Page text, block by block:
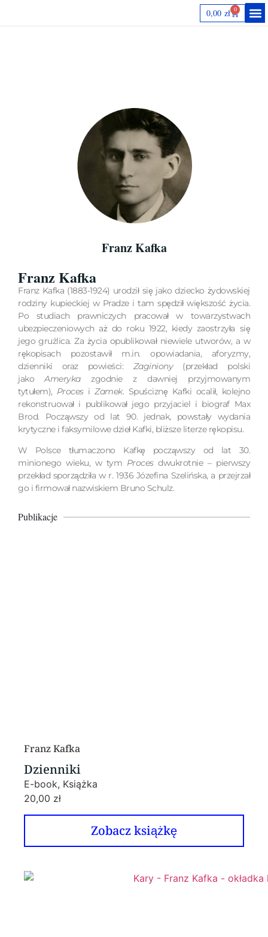
0,00 zł 0
Franz Kafka
Franz Kafka
Franz Kafka (1883-1924) urodził się jako dziecko żydowskiej
rodziny kupieckiej w Pradze i tam spędził większość życia.
Po studiach prawniczych pracował w towarzystwach
ubezpieczeniowych aż do roku 1922, kiedy zaostrzyła się
jego gruźlica. Za życia opublikował niewiele utworów, a w
rękopisach pozostawił m.in. opowiadania, aforyzmy,
dzienniki oraz powieści: Zaginiony(przekład polski
jakoAmerykazgodnie z dawniej przyjmowanym
tytułem), Procesi Zamek. Spuściznę Kafki ocalił, kolejno
rekonstruował i publikował jego przyjaciel i biograf Max
Brod. Począwszy od lat 90. jednak, powstały wydania
krytyczne i faksymilowe dzieł Kafki, bliższe literze rękopisu.
W Polsce tłumaczono Kafkę począwszy od lat 30.
minionego wieku, w tym Procesdwukrotnie – pierwszy
przekład sporządziła w r. 1936 Józefina Szelińska, a przejrzał
go i firmował nazwiskiem Bruno Schulz.
Publikacje
Franz Kafka
Dzienniki
E-book, Książka
20,00 zł
Zobacz książkę